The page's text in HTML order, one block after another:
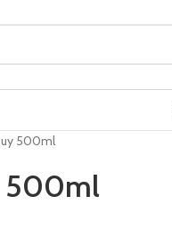
500ml
500ml